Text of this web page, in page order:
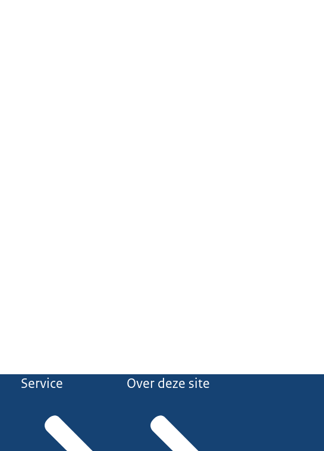
Service Over deze site